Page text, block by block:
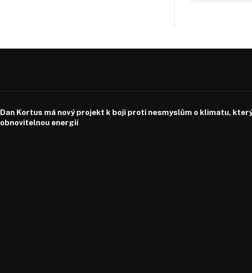
Dan Kortus má nový projekt k boji proti nesmyslům o klimatu,
obnovitelnou energií